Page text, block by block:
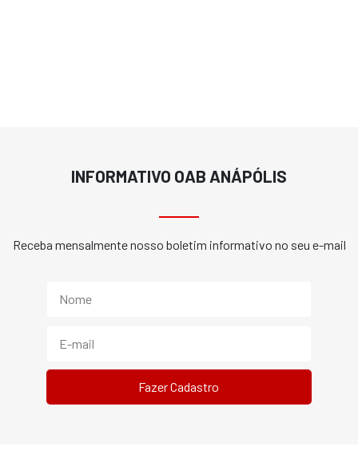
INFORMATIVO OAB ANÁPÓLIS
Receba mensalmente nosso boletim informativo no seu e-mail